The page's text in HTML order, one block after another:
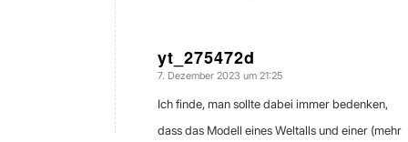
yt_275472d
sagte:
7. Dezember 2023 um 21:25
Ich finde, man sollte dabei immer bedenken,
dass das Modell eines Weltalls und einer (mehr